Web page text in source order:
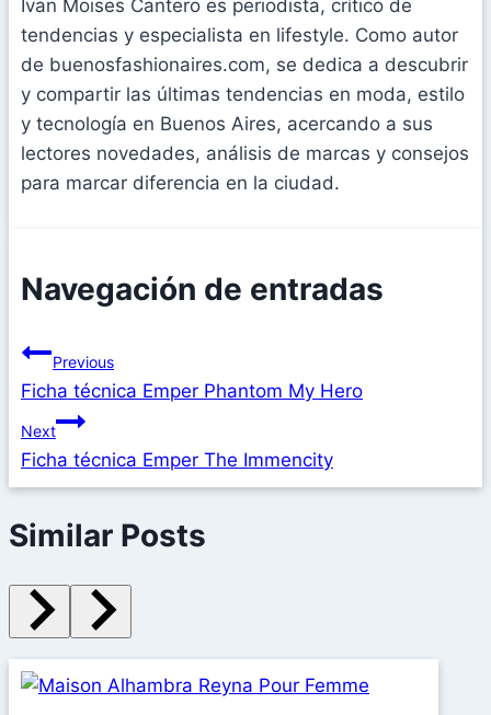
Ivan Moises Cantero es periodista, crítico de
tendencias y especialista en lifestyle. Como autor
de buenosfashionaires.com, se dedica a descubrir
y compartir las últimas tendencias en moda, estilo
y tecnología en Buenos Aires, acercando a sus
lectores novedades, análisis de marcas y consejos
para marcar diferencia en la ciudad.
Navegación de entradas
Previous
Ficha técnica Emper Phantom My Hero
Next
Ficha técnica Emper The Immencity
Similar Posts